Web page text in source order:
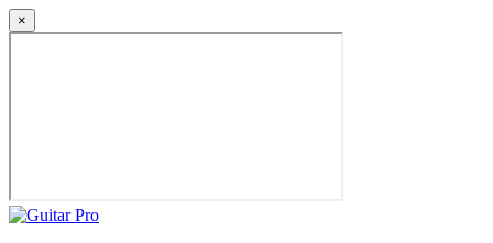
×